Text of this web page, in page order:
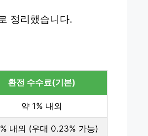
정리했습니다.
환전 수수료(기본)
약 1% 내외
내외 (우대 0.23% 가능)